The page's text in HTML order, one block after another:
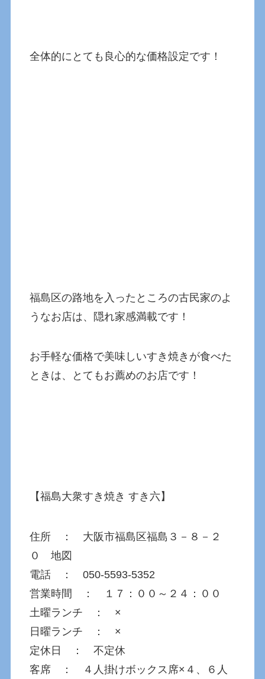
全体的にとても良心的な価格設定です！
福島区の路地を入ったところの古民家のよ
うなお店は、隠れ家感満載です！
お手軽な価格で美味しいすき焼きが食べた
ときは、とてもお薦めのお店です！
【福島大衆すき焼き すき六】
住所 ： 大阪市福島区福島３－８－２
０ 地図
電話 ： 050-5593-5352
営業時間 ： １７：００～２４：００
土曜ランチ ： ×
日曜ランチ ： ×
定休日 ： 不定休
客席 ： ４人掛けボックス席×４、６人